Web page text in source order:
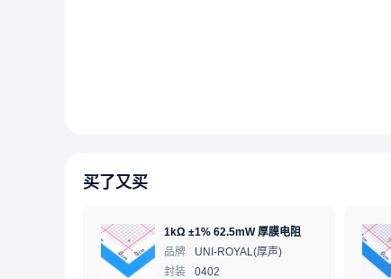
买了又买
1kΩ ±1% 62.5mW 厚膜电阻
品牌
UNI-ROYAL(厚声)
封装
0402